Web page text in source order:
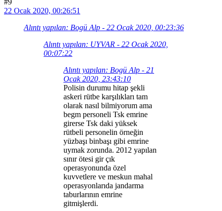
22 Ocak 2020, 00:26:51
Alıntı yapılan: Bogü Alp - 22 Ocak 2020, 00:23:36
Alıntı yapılan: UYVAR - 22 Ocak 2020,
00:07:22
Alıntı yapılan: Bogü Alp - 21
Ocak 2020, 23:43:10
Polisin durumu hitap şekli
askeri rütbe karşılıkları tam
olarak nasıl bilmiyorum ama
begm personeli Tsk emrine
girerse Tsk daki yüksek
rütbeli personelin örneğin
yüzbaşı binbaşı gibi emrine
uymak zorunda. 2012 yapılan
sınır ötesi gir çık
operasyonunda özel
kuvvetlere ve meskun mahal
operasyonlarıda jandarma
taburlarının emrine
gitmişlerdi.